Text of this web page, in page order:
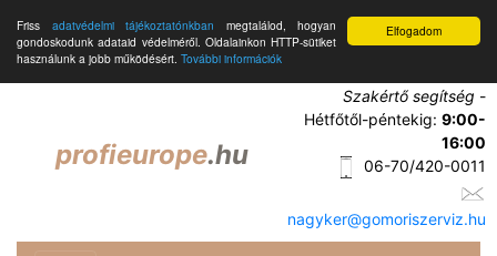
Elfogadom
Friss adatvédelmi tájékoztatónkban megtalálod, hogyan
gondoskodunk adataid védelméről. Oldalainkon HTTP-sütiket
használunk a jobb működésért. További információk
profieurope.hu
Szakértő segítség -
Hétfőtől-péntekig: 9:00-
16:00
06-70/420-0011
nagyker@gomoriszerviz.hu